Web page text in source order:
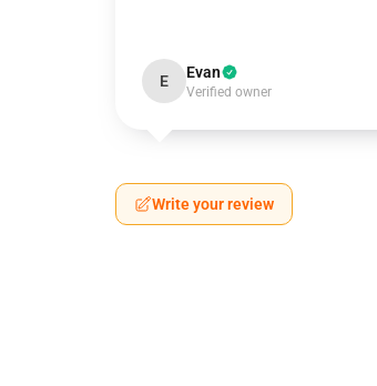
E Evan
Verified owner
Write your review